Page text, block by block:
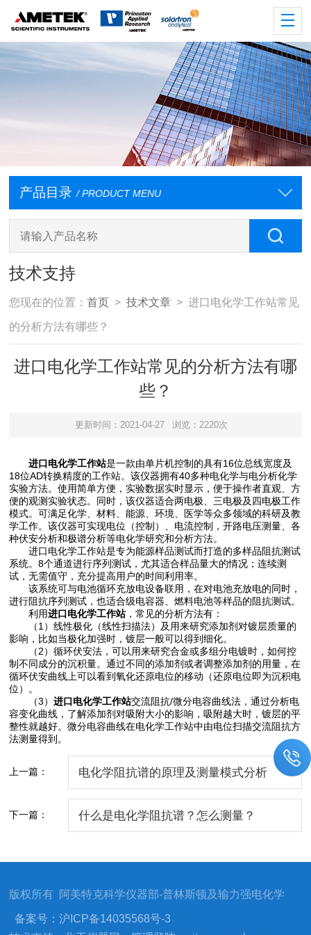
产品目录 / PRODUCT MENU
技术支持
您现在的位置：首页 >技术文章 > 进口电化学工作站常见
的分析方法有哪些？
进口电化学工作站常见的分析方法有哪
些？
更新时间：2021-04-27 浏览：2220次
进口电化学工作站是一款由单片机控制的具有16位总线宽度及
18位AD转换精度的工作站。该仪器拥有40多种电化学与电分析化学
实验方法。使用简单方便，实验数据实时显示，便于操作者直观、方
便的观测实验状态。同时，该仪器适合两电极、三电极及四电极工作
模式。可满足化学、材料、能源、环境、医学等众多领域的科研及教
学工作。该仪器可实现电位（控制）、电流控制，开路电压测量、各
种伏安分析和极谱分析等电化学研究和分析方法。
进口电化学工作站是专为能源样品测试而打造的多样品阻抗测试
系统。8个通道进行序列测试，尤其适合样品量大的情况；连续测
试，无需值守，充分提高用户的时间利用率。
该系统可与电池循环充放电设备联用，在对电池充放电的同时，
进行阻抗序列测试，也适合级电容器、燃料电池等样品的阻抗测试。
利用进口电化学工作站，常见的分析方法有：
（1）线性极化（线性扫描法）及用来研究添加剂对镀层质量的
影响，比如当极化加强时，镀层一般可以得到细化。
（2）循环伏安法，可以用来研究合金或多组分电镀时，如何控
制不同成分的沉积量。通过不同的添加剂或者调整添加剂的用量，在
循环伏安曲线上可以看到氧化还原电位的移动（还原电位即为沉积电
位）。
（3）进口电化学工作站交流阻抗/微分电容曲线法，通过分析电
容变化曲线，了解添加剂对吸附大小的影响，吸附越大时，镀层的平
整性就越好。微分电容曲线在电化学工作站中由电位扫描交流阻抗方
法测量得到。
上一篇： 电化学阻抗谱的原理及测量模式分析
下一篇： 什么是电化学阻抗谱？怎么测量？
版权所有 阿美特克科学仪器部-普林斯顿及输力强电化学
备案号：沪ICP备14035568号-3